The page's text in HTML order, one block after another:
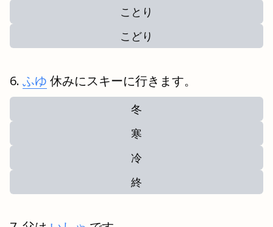
ことり
こどり
ふゆ 休みにスキーに行きます。
冬
寒
冷
終